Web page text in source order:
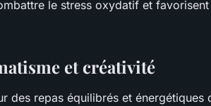
le stress oxydatif et
et créativité
des repas équilibrés et énergétiques